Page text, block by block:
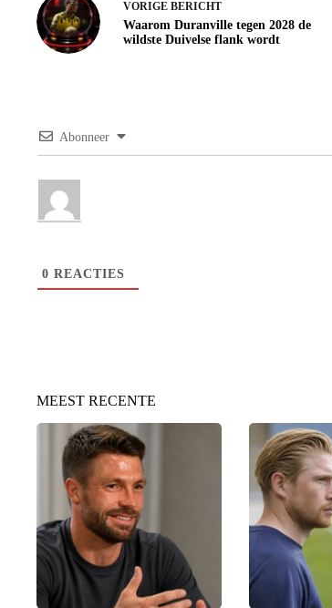
VORIGE BERICHT
Waarom Duranville tegen 2028 de
wildste Duivelse flank wordt
Abonneer
0 REACTIES
MEEST RECENTE